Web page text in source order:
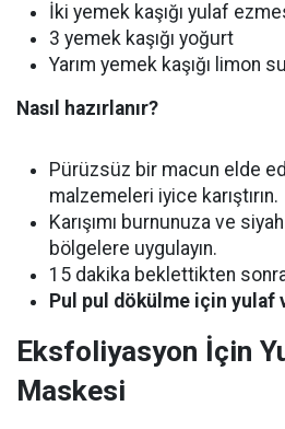
İki yemek kaşığı yulaf
3 yemek kaşığı yoğurt
Yarım yemek kaşığı limon
Nasıl hazırlanır?
Pürüzsüz bir macun elde
malzemeleri iyice karıştırın.
Karışımı burnunuza ve
bölgelere uygulayın.
15 dakika beklettikten sonra
Pul pul dökülme için yulaf
Eksfoliyasyon İçin
Maskesi